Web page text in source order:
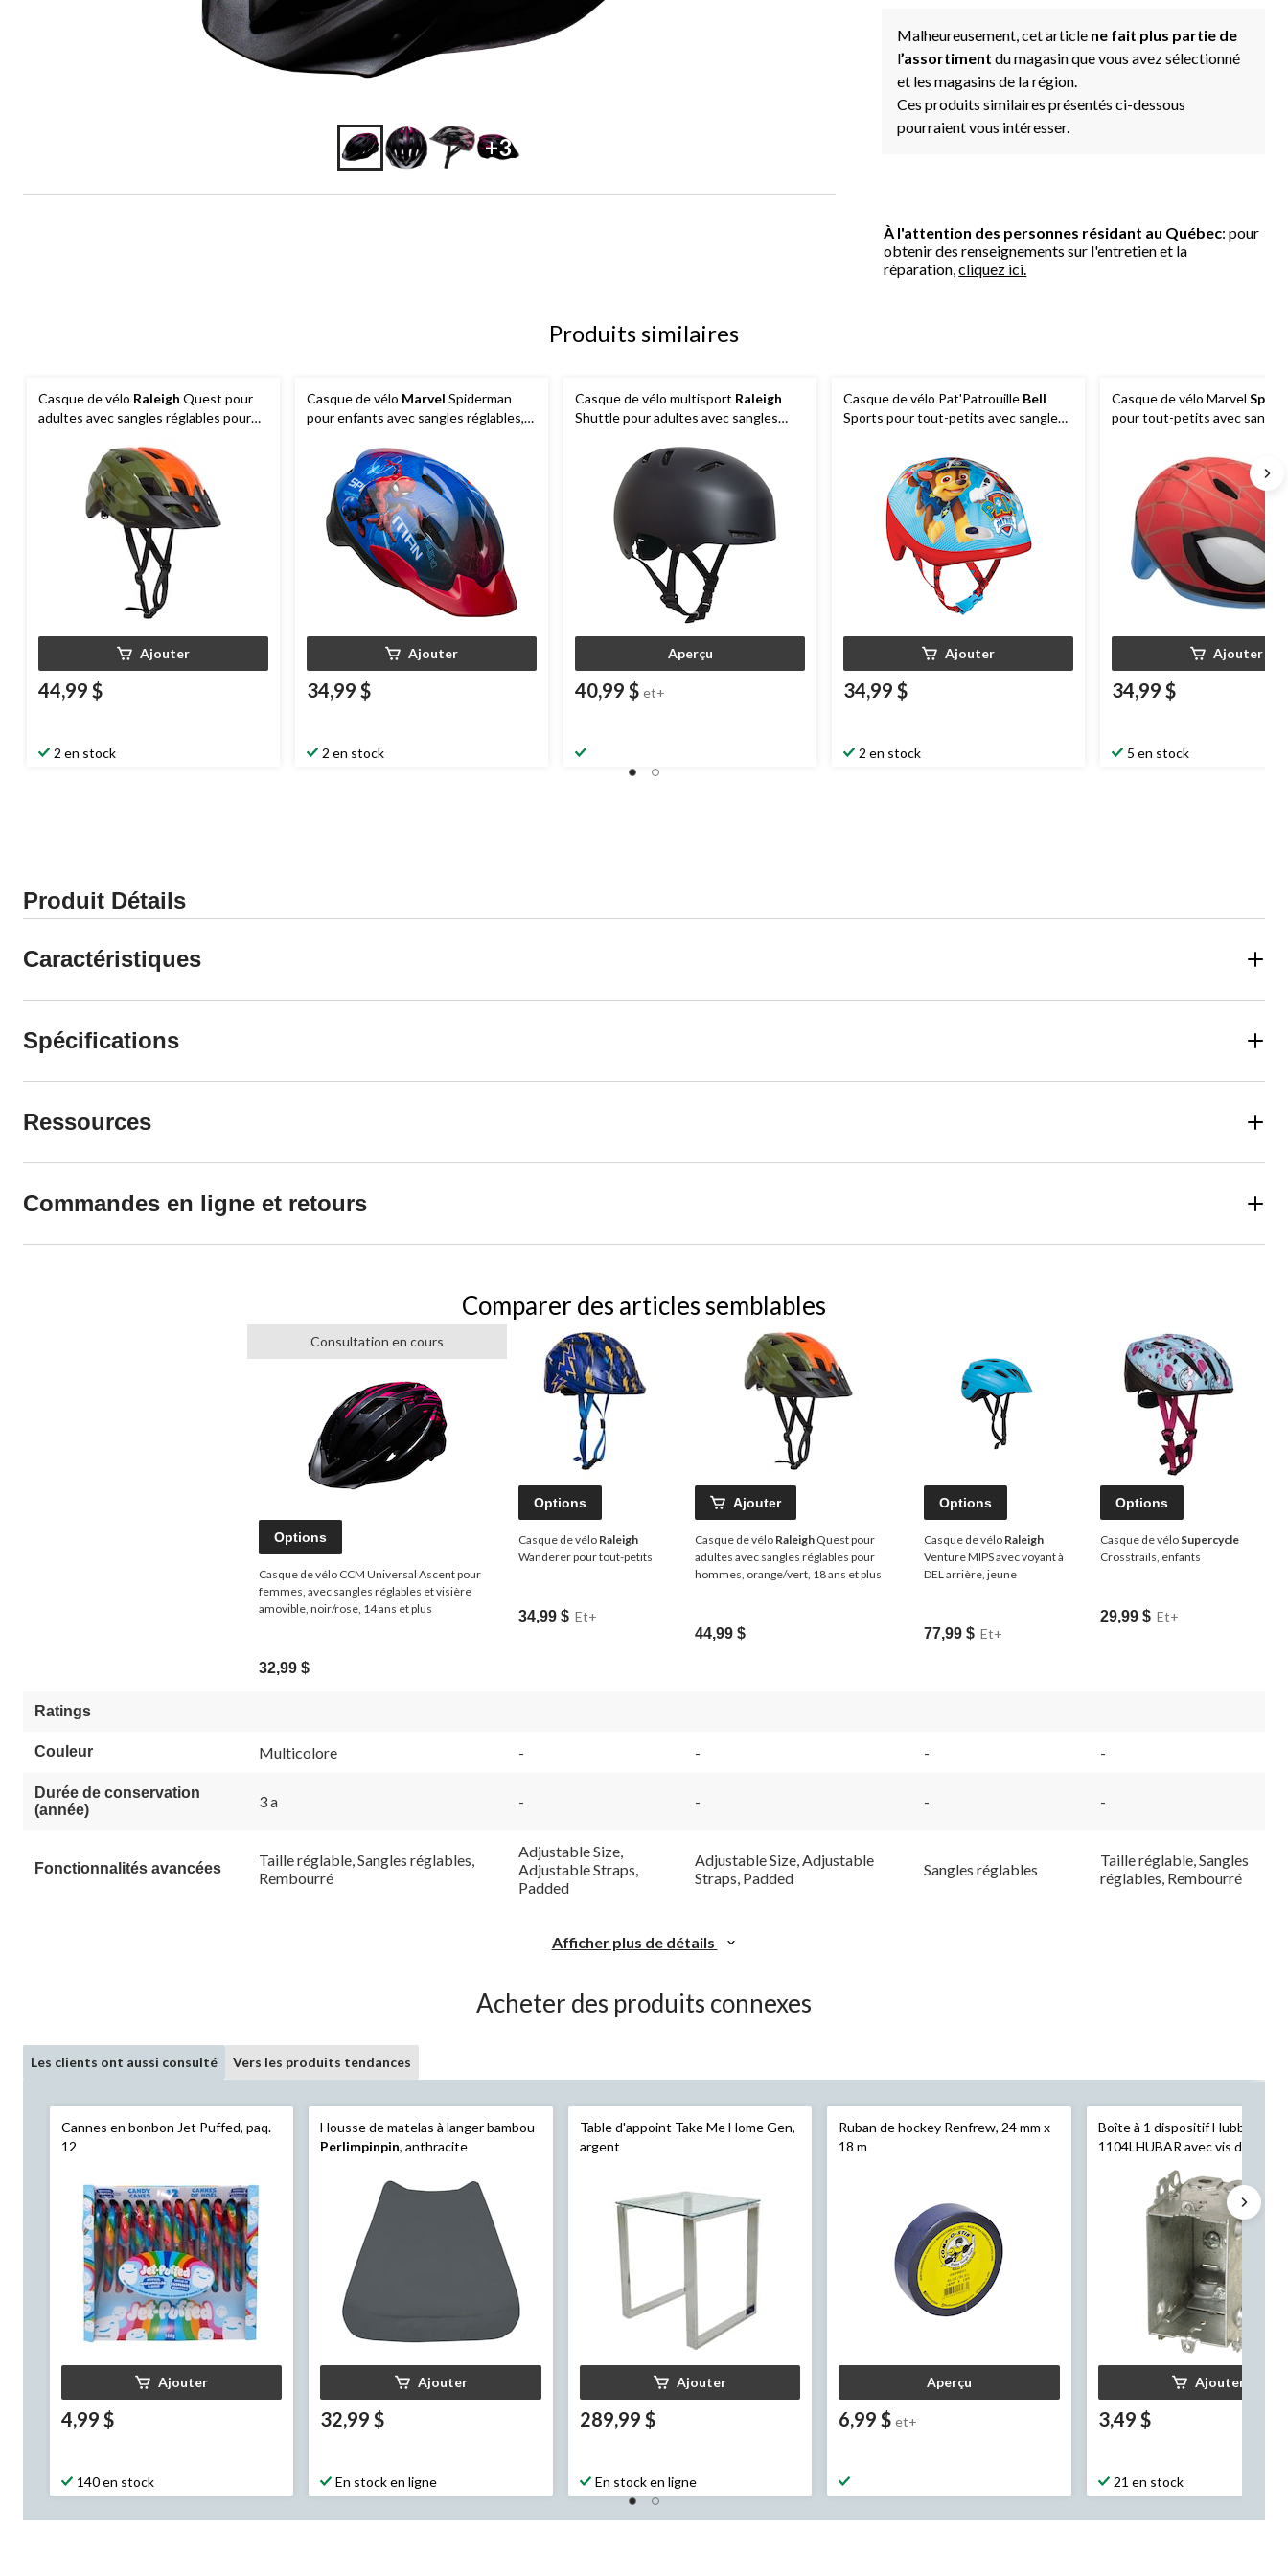
+3
Malheureusement, cet article ne fait plus partie de
l’assortiment du magasin que vous avez sélectionné
et les magasins de la région.
Ces produits similaires présentés ci-dessous
pourraient vous intéresser.
À l'attention des personnes résidant au Québec: pour
obtenir des renseignements sur l'entretien et la
réparation,cliquez ici.
Produits similaires
Casque de vélo Raleigh Quest pour
adultes avec sangles réglables pour
Ajouter
44,99 $
2 en stock
Casque de vélo Marvel Spiderman
pour enfants avec sangles réglables,
Ajouter
34,99 $
2 en stock
Casque de vélo multisport Raleigh
Shuttle pour adultes avec sangles
Aperçu
40,99 $ et+
Casque de vélo Pat'Patrouille Bell
Sports pour tout-petits avec sangles
Ajouter
34,99 $
2 en stock
Casque de vélo Marvel
pour tout-petits avec
Ajouter
34,99 $
5 en stock
Produit Détails
Caractéristiques
Spécifications
Ressources
Commandes en ligne et retours
Comparer des articles semblables
Consultation en cours
Options
Casque de vélo CCM Universal Ascent pour
femmes, avec sangles réglables et visière
amovible, noir/rose, 14 ans et plus
32,99 $
Options
Casque de vélo Raleigh
Wanderer pour tout-petits
34,99 $ Et+
Ajouter
Casque de vélo Raleigh Quest pour
adultes avec sangles réglables pour
hommes, orange/vert, 18 ans et plus
44,99 $
Options
Casque de vélo Raleigh
Venture MIPS avec voyant à
DEL arrière, jeune
77,99 $ Et+
Options
Casque de vélo Supercycle
Crosstrails, enfants
29,99 $ Et+
Ratings
Couleur Multicolore - - - -
Durée de conservation
(année)
3 a - - - -
Fonctionnalités avancées
Taille réglable, Sangles réglables,
Rembourré
Adjustable Size,
Adjustable Straps,
Padded
Adjustable Size, Adjustable
Straps, Padded
Sangles réglables
Taille réglable, Sangles
réglables, Rembourré
Afficher plus de détails
Acheter des produits connexes
Les clients ont aussi consulté Vers les produits tendances
Cannes en bonbon Jet Puffed, paq.
12
Ajouter
4,99 $
140 en stock
Housse de matelas à langer bambou
Perlimpinpin, anthracite
Ajouter
32,99 $
En stock en ligne
Table d'appoint Take Me Home Gen,
argent
Ajouter
289,99 $
En stock en ligne
Ruban de hockey Renfrew, 24 mm x
18 m
Aperçu
6,99 $ et+
Boîte à 1 dispositif Hubbell
1104LHUBAR avec vis de
Ajouter
3,49 $
21 en stock